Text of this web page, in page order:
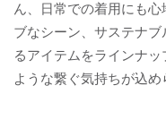
ん、日常での着用にも
ブなシーン、サステナ
るアイテムをラインナッ
ような繋ぐ気持ちが込め